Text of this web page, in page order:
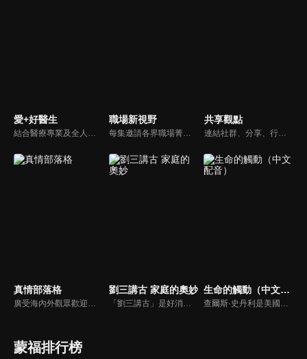
愛+好醫生
結合醫療專業及全人關懷的新型態節目，主持人黃瑽寧醫師親訪家庭，跨領域醫療顧問團全方位檢視，提供最完整、實用和正確的資訊來守護孩子的健康。
職場新視野
每集邀請各界職場菁英分享心路歷程與觀點，喬美倫老師也透過主題性的真理論述，幫助你我走入合神心意的職場文化。
共享觀點
連結社群、分享、行動的特色，運用講道學的架構，談論包含基要真理、生活話題及神學裝備三大面向主題。身為第六代基督徒，從小在教會中長大的周巽正，與第一代基督徒的廖文華，背景及生活經歷都不同，在節目中以輕鬆對談的方式，貢獻出不同角度的觀點。
真情部落格
廣受海內外觀眾歡迎的真情部落格，是以見證故事為主軸的訪談節目，由知名主播夏嘉璐主持，莊信德牧師、黃國倫牧師回應，來賓在節目中自在的暢談自己的生命歷程，這些最真實的生命見證也幫助許多人走出低谷。
劉三講古 家庭的奧妙
「劉三講古」是好消息最老牌的節目，除了加入戲劇元素「喳唸伯與長腳姨」外，並蒐集無數史料，找到美好而精彩的基督徒生命故事，好讓福音更輕鬆真實的呈現在觀眾眼前。
生命的觸動（中文配音）
查爾斯·史丹利是美國第一浸信會的主任牧師，也是In Touch Ministries的創始人，也是紐約時報暢銷書作家。
蒙福排行榜